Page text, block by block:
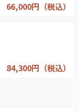
66,000円（税込）
84,300円（税込）